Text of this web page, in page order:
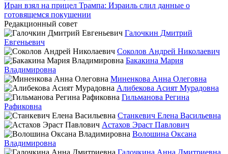
Иран взял на прицел Трампа: Израиль слил данные о
готовящемся покушении
Редакционный совет
Галочкин Дмитрий
Евгеньевич
Соколов Андрей Николаевич
Бакакина Мария
Владимировна
Миненкова Анна Олеговна
Алибекова Асият Мурадовна
Гильманова Регина
Рафиковна
Станкевич Елена Васильевна
Астахов Эраст Павлович
Волошина Оксана
Владимировна
Галочкина Анна Дмитриевна